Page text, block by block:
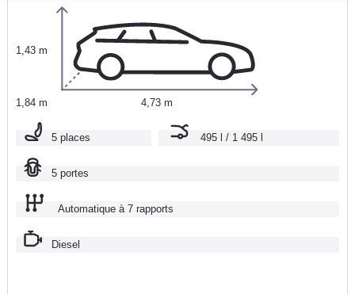
1,43 m
1,84 m 4,73 m
5 places 495 l / 1 495 l
5 portes
Automatique à 7 rapports
Diesel